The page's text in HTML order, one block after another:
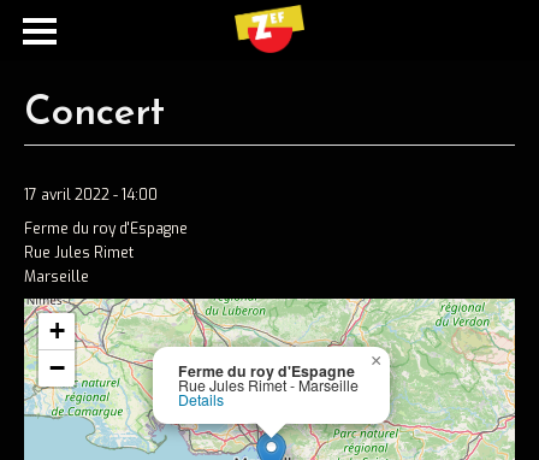
Ecouter
Spotify
Apple music
Concert
17 avril 2022 - 14:00
Ferme du roy d'Espagne
Rue Jules Rimet
Marseille
Ferme du roy d'Espagne
Rue Jules Rimet - Marseille
Details
×
+
−